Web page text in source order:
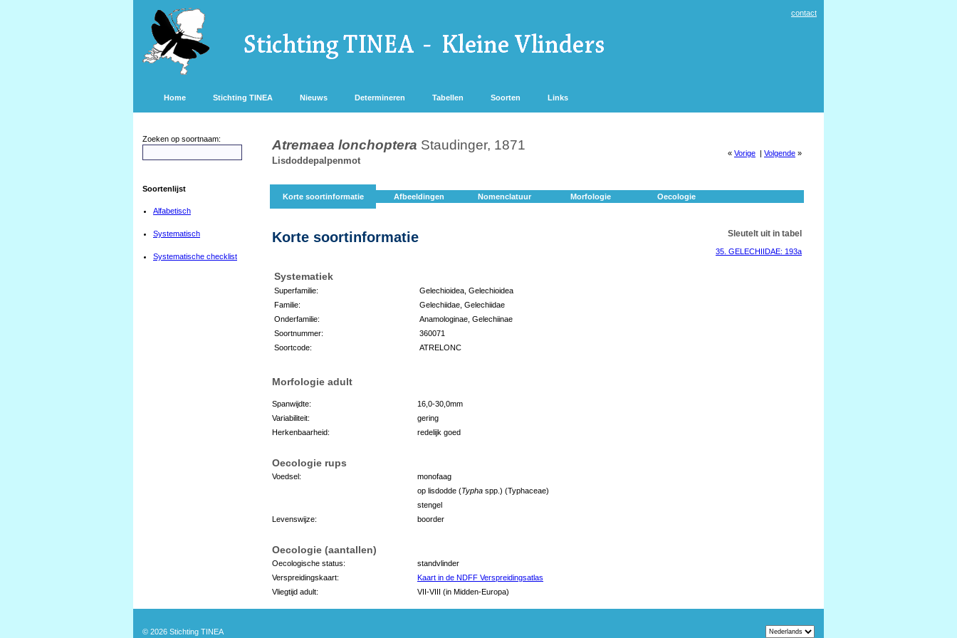
contact
Home Stichting TINEA Nieuws Determineren Tabellen Soorten Links
Zoeken op soortnaam:
Soortenlijst
Alfabetisch
Systematisch
Systematische checklist
Atremaea lonchoptera Staudinger, 1871
Lisdoddepalpenmot
« Vorige | Volgende »
Korte soortinformatie Afbeeldingen Nomenclatuur Morfologie Oecologie
Korte soortinformatie
Systematiek
Superfamilie:
Gelechioidea, Gelechioidea
Familie:
Gelechiidae, Gelechiidae
Onderfamilie:
Anamologinae, Gelechiinae
Soortnummer:
360071
Soortcode:
ATRELONC
Sleutelt uit in tabel
35. GELECHIIDAE: 193a
Morfologie adult
Spanwijdte:
16,0-30,0mm
Variabiliteit:
gering
Herkenbaarheid:
redelijk goed
Oecologie rups
Voedsel:
monofaag
op lisdodde (Typha spp.) (Typhaceae)
stengel
Levenswijze:
boorder
Oecologie (aantallen)
Oecologische status:
standvlinder
Verspreidingskaart:
Kaart in de NDFF Verspreidingsatlas
Vliegtijd adult:
VII-VIII (in Midden-Europa)
© 2026 Stichting TINEA